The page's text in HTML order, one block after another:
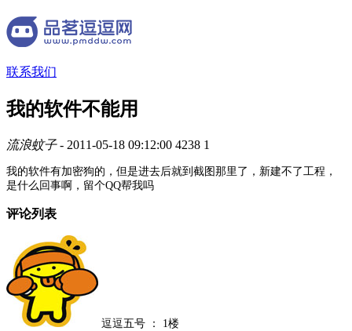
联系我们
我的软件不能用
流浪蚊子- 2011-05-18 09:12:00 4238 1
我的软件有加密狗的，但是进去后就到截图那里了，新建不了工程，
是什么回事啊，留个QQ帮我吗
评论列表
逗逗五号 ： 1楼